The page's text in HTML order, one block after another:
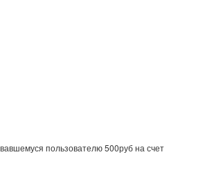
пользователю 500руб на счет